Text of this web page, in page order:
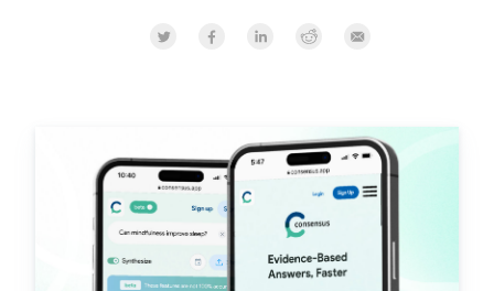
Share on Twitter
Share on Facebook
Share on LinkedInr
Share on Reddit
Share by Email